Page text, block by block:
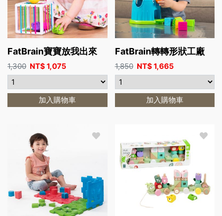
FatBrain寶寶放我出來
1,300 NT$1,075
加入購物車
FatBrain轉轉形狀工廠
1,850 NT$1,665
加入購物車